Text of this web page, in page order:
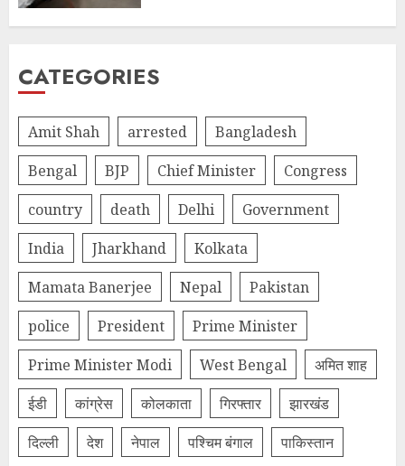
CATEGORIES
Amit Shah arrested
Bangladesh
Bengal
BJP Chief Minister
Congress
country
death Delhi
Government
India
Jharkhand
Kolkata
Mamata Banerjee
Nepal
Pakistan
police
President
Prime Minister
Prime Minister Modi
West Bengal
अमित शाह
ईडी
कांग्रेस कोलकाता गिरफ्तार
झारखंड
दिल्‍ली
देश नेपाल पश्चिम बंगाल पाकिस्तान